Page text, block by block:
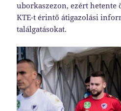
uborkaszezon, ezért hetente
KTE-t érintő átigazolási
találgatásokat.